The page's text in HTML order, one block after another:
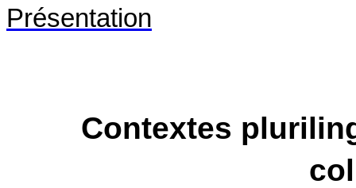
Présentation
Contextes